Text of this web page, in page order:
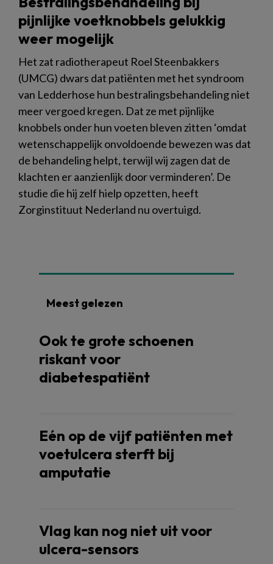
pijnlijke voetknobbels gelukkig
weer mogelijk
Het zat radiotherapeut Roel Steenbakkers
(UMCG) dwars dat patiënten met het syndroom
van Ledderhose hun bestralingsbehandeling niet
meer vergoed kregen. Dat ze met pijnlijke
knobbels onder hun voeten bleven zitten ‘omdat
wetenschappelijk onvoldoende bewezen was dat
de behandeling helpt, terwijl wij zagen dat de
klachten er aanzienlijk door verminderen’. De
studie die hij zelf hielp opzetten, heeft
Zorginstituut Nederland nu overtuigd.
Meest gelezen
Ook te grote schoenen
riskant voor
diabetespatiënt
Eén op de vijf patiënten met
voetulcera sterft bij
amputatie
Vlag kan nog niet uit voor
ulcera-sensors